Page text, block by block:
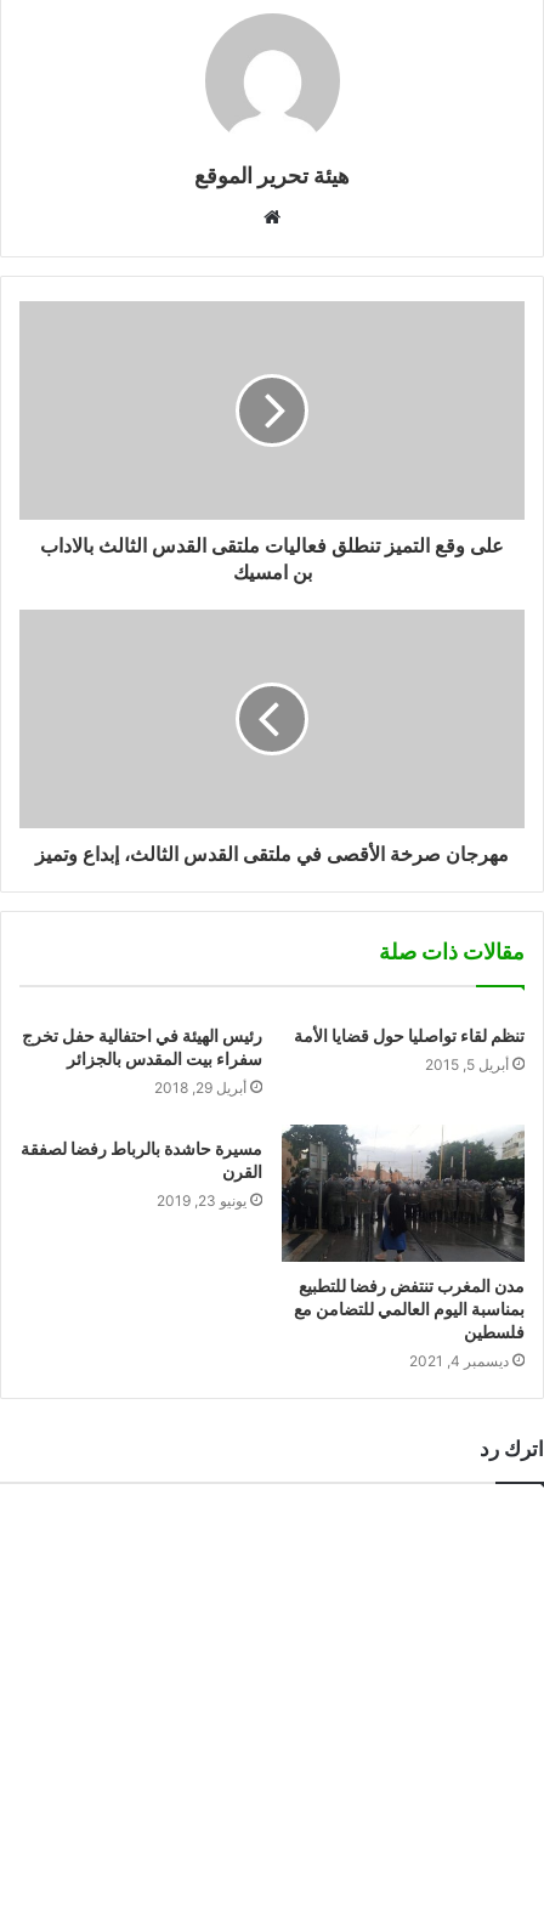
هيئة تحرير الموقع
على وقع التميز تنطلق فعاليات ملتقى القدس الثالث بالاداب
بن امسيك
مهرجان صرخة الأقصى في ملتقى القدس الثالث، إبداع وتميز
مقالات ذات صلة
تنظم لقاء تواصليا حول قضايا الأمة
أبريل 5, 2015
رئيس الهيئة في احتفالية حفل تخرج
سفراء بيت المقدس بالجزائر
أبريل 29, 2018
مدن المغرب تنتفض رفضا للتطبيع
بمناسبة اليوم العالمي للتضامن مع
فلسطين
ديسمبر 4, 2021
مسيرة حاشدة بالرباط رفضا لصفقة
القرن
يونيو 23, 2019
اترك رد